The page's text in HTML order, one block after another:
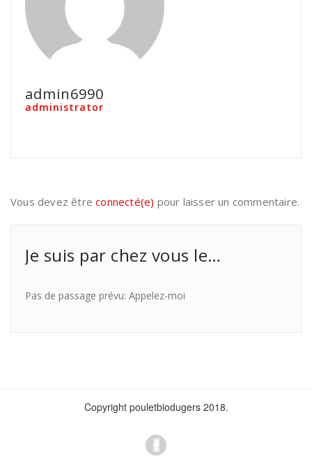
admin6990
administrator
Vous devez êtreconnecté(e) pour laisser un commentaire.
Je suis par chez vous le…
Pas de passage prévu: Appelez-moi
Copyright pouletbiodugers 2018.